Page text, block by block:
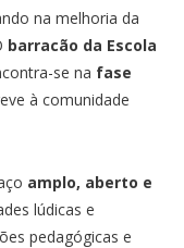
na melhoria da
barracão da Escola
se na fase
à comunidade
amplo, aberto e
lúdicas e
pedagógicas e